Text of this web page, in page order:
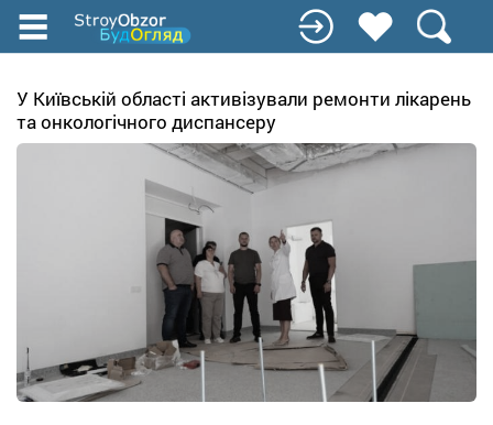
Перейти
до
вмісту
У Київській області активізували ремонти лікарень
та онкологічного диспансеру